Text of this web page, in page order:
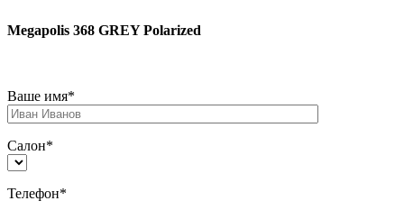
Megapolis 368 GREY Polarized
Ваше имя*
Салон*
Телефон*